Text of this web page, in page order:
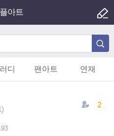
아트
디 팬아트 연재
2